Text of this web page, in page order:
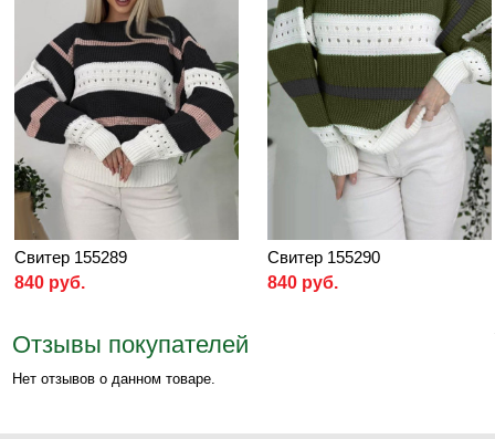
Свитер 155289
840 руб.
Свитер 155290
840 руб.
Отзывы покупателей
Нет отзывов о данном товаре.